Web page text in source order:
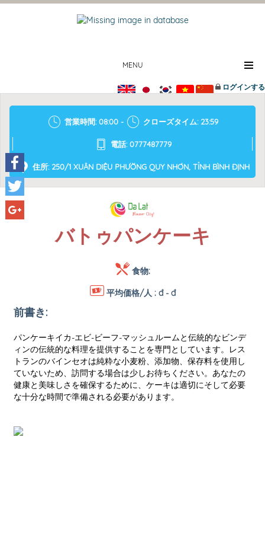
MENU
ログインする
営業時間: 08:00 - クローズタイム: 23:59
電話: 0777487779
住所: 250/1 XUÂN DIỆU PHƯỜNG QUY NHƠN, TỈNH BÌNH ĐỊNH
バトゥパンケーキ
食物:
平均価格/人 : đ - đ
前書き:
パンケーキイカ-エビ-ビーフ-マッシュルームと伝統的なビンデ
ィンの伝統的な料理を提供することを専門としています。レス
トランのバインセオは純粋な小麦粉、添加物、保存料を使用し
ていないため、訪問する場合は少しお待ちください。あなたの
健康と美味しさを確保するために、ケーキは適切にそして必要
な十分な時間で準備される必要があります。
Facebook
Twitter